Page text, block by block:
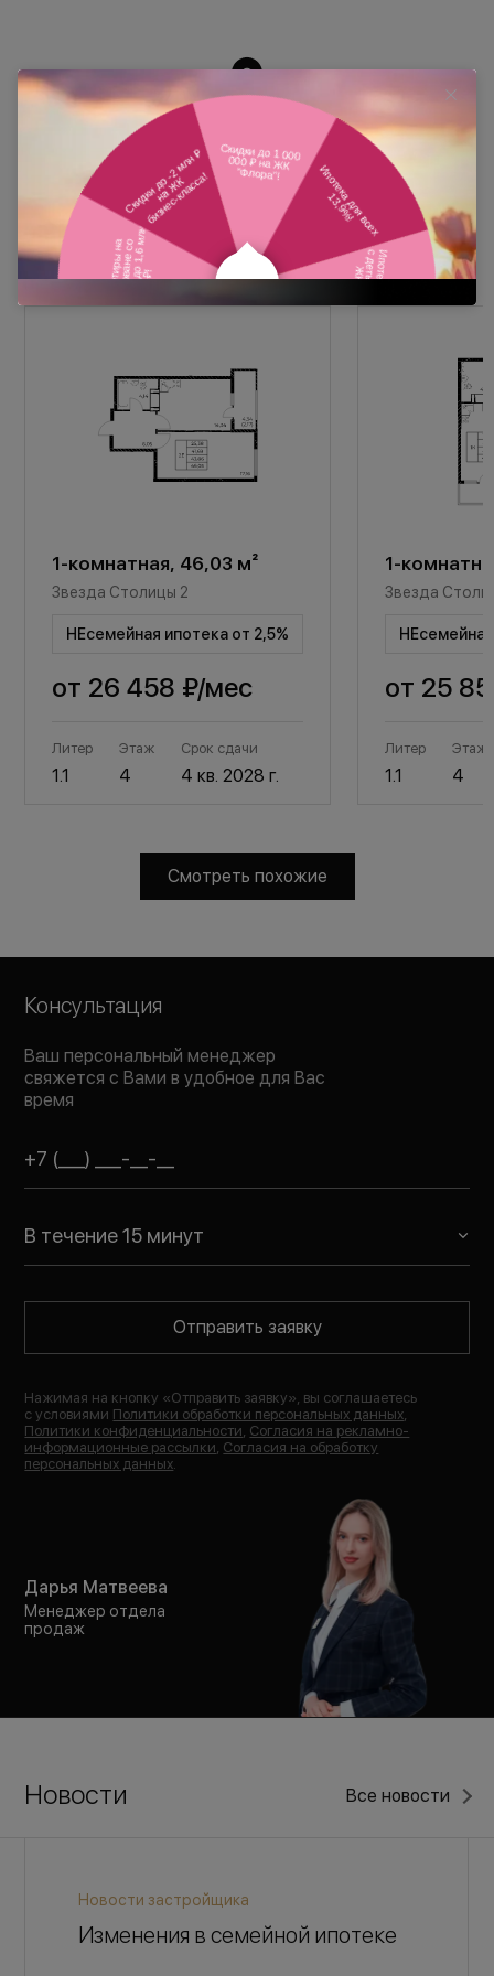
Похожие планировки
1-комнатная, 46,03 м²
Звезда Столицы 2
НЕсемейная ипотека от 2,5%
от 26 458 ₽/мес
Литер
1.1
Этаж
4
Срок сдачи
4 кв. 2028 г.
1-
Звезда
от 25
Литер
1.1
Этаж
4
Смотреть похожие
Консультация
Ваш персональный менеджер
свяжется с Вами в удобное для Вас
время
В течение 15 минут
Отправить заявку
Нажимая на кнопку «Отправить заявку», вы соглашаетесь
с условиями Политики обработки персональных данных
Политики конфиденциальности Согласия на рекламно-
информационные рассылки Согласия на обработку
персональных данных
Дарья Матвеева
Менеджер отдела
продаж
Новости Все новости
Новости застройщика
Изменения в семейной ипотеке